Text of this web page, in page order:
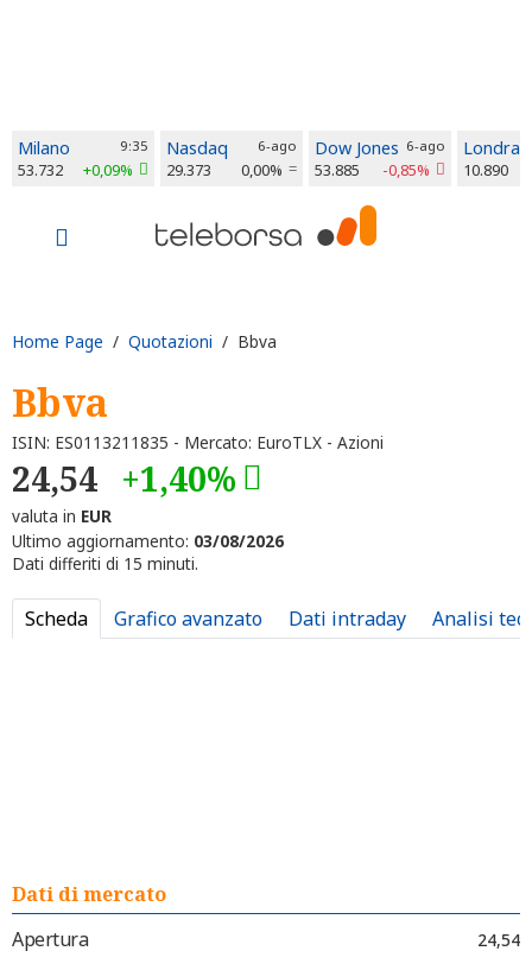
Milano 9:35
53.732 +0,09%
Nasdaq 6-ago
29.373 0,00%
Dow Jones 6-ago
53.885 -0,85%
Londra
10.890
Home Page / Quotazioni / Bbva
Bbva
ISIN: ES0113211835 - Mercato: EuroTLX - Azioni
24,54 +1,40%
valuta in EUR
Ultimo aggiornamento: 03/08/2026
Dati differiti di 15 minuti.
Scheda Grafico avanzato Dati intraday Analisi
Dati di mercato
Apertura
24,54